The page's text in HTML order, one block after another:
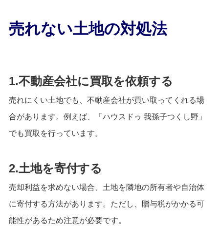
売れない土地の対処法
1.不動産会社に買取を依頼する
売れにくい土地でも、不動産会社が買い取ってくれる場
合があります。例えば、「ハウスドゥ 我孫子つくし野」
でも買取を行っています。
2.土地を寄付する
売却利益を求めない場合、土地を隣地の所有者や自治体
に寄付する方法があります。ただし、贈与税がかかる可
能性があるため注意が必要です。